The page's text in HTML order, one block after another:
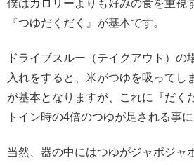
僕はカロリーよりも好みの食を重視
『つゆだくだく』が基本です。
ドライブスルー（テイクアウト）の
入れをすると、米がつゆを吸ってし
が基本となりますが、これに『だく
トイン時の4倍のつゆが足される事に
当然、器の中にはつゆがジャボジャ